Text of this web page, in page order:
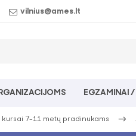
vilnius@ames.lt
EGZAMINAI /
kursai 7-11 metų pradinukams